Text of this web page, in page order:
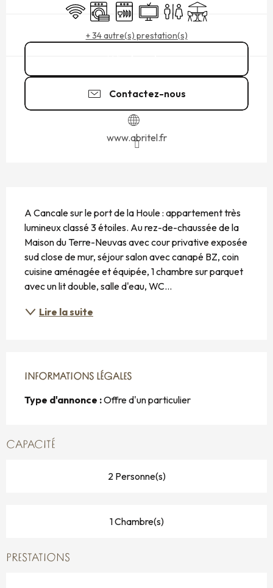
WiFi
Lave lingeLave vaisselle
TélévisionToilettesTerrasse
+ 34 autre(s) prestation(s)
Contactez-nous
www.abritel.fr
A Cancale sur le port de la Houle : appartement très
lumineux classé 3 étoiles. Au rez-de-chaussée de la
Maison du Terre-Neuvas avec cour privative exposée
sud close de mur, séjour salon avec canapé BZ, coin
cuisine aménagée et équipée, 1 chambre sur parquet
avec un lit double, salle d'eau, WC...
Lire la suite
INFORMATIONS LÉGALES
INFORMATIONS LÉGALES
Type d'annonce :Offre d'un particulier
CAPACITÉ
2 Personne(s)
1 Chambre(s)
PRESTATIONS